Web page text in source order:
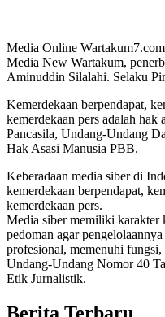
Media Online
Media New Wartakum,
Aminuddin Silalahi. Selaku
Kemerdekaan berpendapat,
kemerdekaan pers adalah hak
Pancasila, Undang-Undang
Hak Asasi Manusia PBB.
Keberadaan media siber di
kemerdekaan berpendapat,
kemerdekaan pers.
Media siber memiliki karakter
pedoman agar
profesional, memenuhi
Undang-Undang Nomor 40
Etik Jurnalistik.
Berita Terbaru